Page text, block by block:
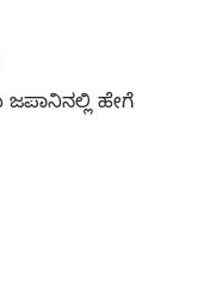
ಜಪಾನಿನಲ್ಲಿ ಹೇಗೆ